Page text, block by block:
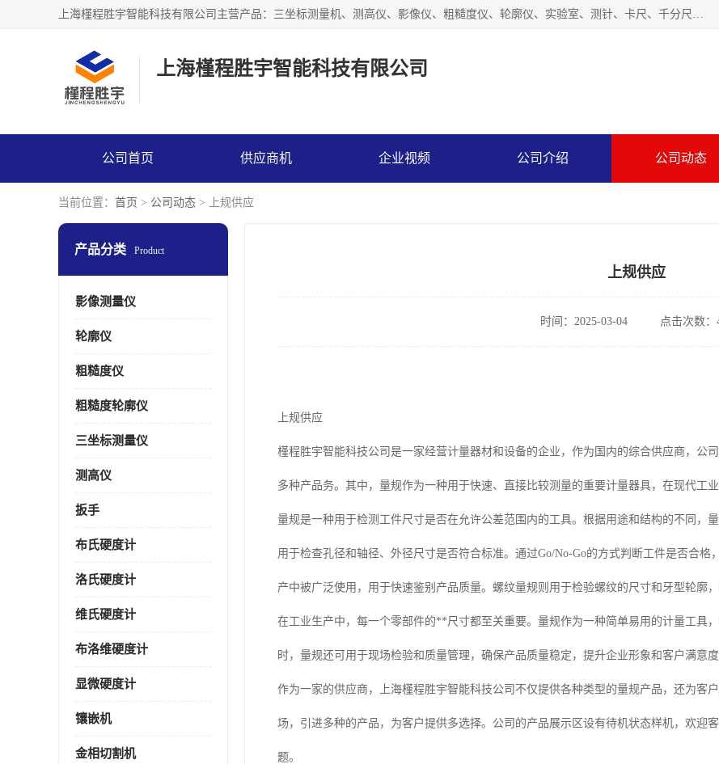
上海槿程胜宇智能科技有限公司主营产品：三坐标测量机、测高仪、影像仪、粗糙度仪、轮廓仪、实验室、测针、卡尺、千分尺、硬度计、三坐标夹具、量规、螺纹规、大理石平台、杠杆表。
上海槿程胜宇智能科技有限公司
公司首页 供应商机 企业视频 公司介绍 公司动态
当前位置： 首页 > 公司动态 > 上规供应
产品分类 Product
影像测量仪
轮廓仪
粗糙度仪
粗糙度轮廓仪
三坐标测量仪
测高仪
扳手
布氏硬度计
洛氏硬度计
维氏硬度计
布洛维硬度计
显微硬度计
镶嵌机
金相切割机
上规供应
时间：2025-03-04 点击次数：
上规供应
槿程胜宇智能科技公司是一家经营计量器材和设备的企业，作为国内的综合供应商，公
多种产品务。其中，量规作为一种用于快速、直接比较测量的重要计量器具，在现代工
量规是一种用于检测工件尺寸是否在允许公差范围内的工具。根据用途和结构的不同，
用于检查孔径和轴径、外径尺寸是否符合标准。通过Go/No-Go的方式判断工件是否合
产中被广泛使用，用于快速鉴别产品质量。螺纹量规则用于检验螺纹的尺寸和牙型轮廓
在工业生产中，每一个零部件的**尺寸都至关重要。量规作为一种简单易用的计量工具
时，量规还可用于现场检验和质量管理，确保产品质量稳定，提升企业形象和客户满意度
作为一家的供应商，上海槿程胜宇智能科技公司不仅提供各种类型的量规产品，还为客
场，引进多种的产品，为客户提供多选择。公司的产品展示区设有待机状态样机，欢迎
题。